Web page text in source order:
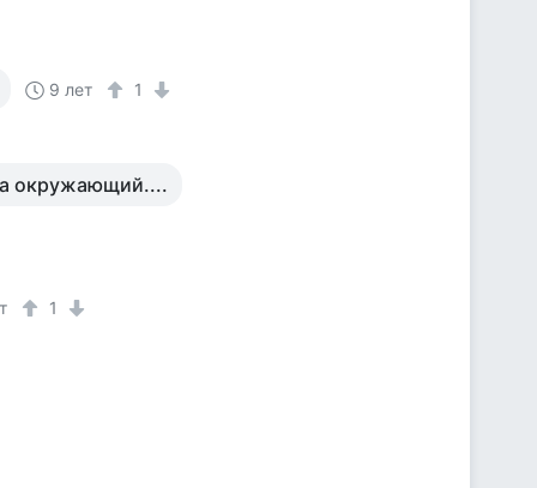
9 лет 1
окружающий....
1